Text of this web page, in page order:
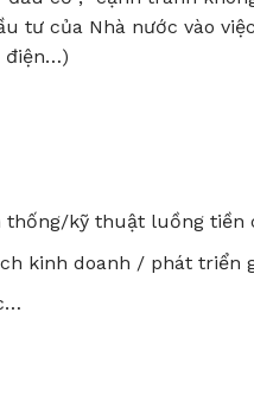
tư của Nhà nước vào
điện…)
thống/kỹ thuật luồng
kinh doanh / phát triển